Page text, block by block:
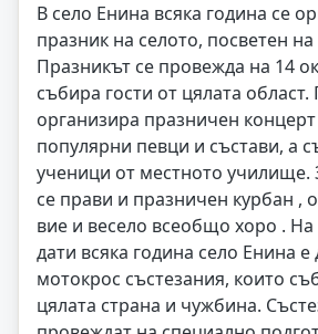
В село Енина всяка година се
празник на селото, посветен на
Празникът се провежда на 14
събира гости от цялата
организира празничен концерт
популярни певци и състави, а
ученици от местното училище.
се прави и празничен курбан ,
вие и весело всеобщо хоро .
дати всяка година село Енина
мотокрос състезания, които
цялата страна и чужбина.